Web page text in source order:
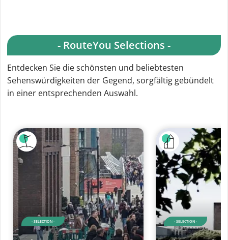
- RouteYou Selections -
Entdecken Sie die schönsten und beliebtesten
Sehenswürdigkeiten der Gegend, sorgfältig gebündelt
in einer entsprechenden Auswahl.
- SELECTION - - SELECTION -